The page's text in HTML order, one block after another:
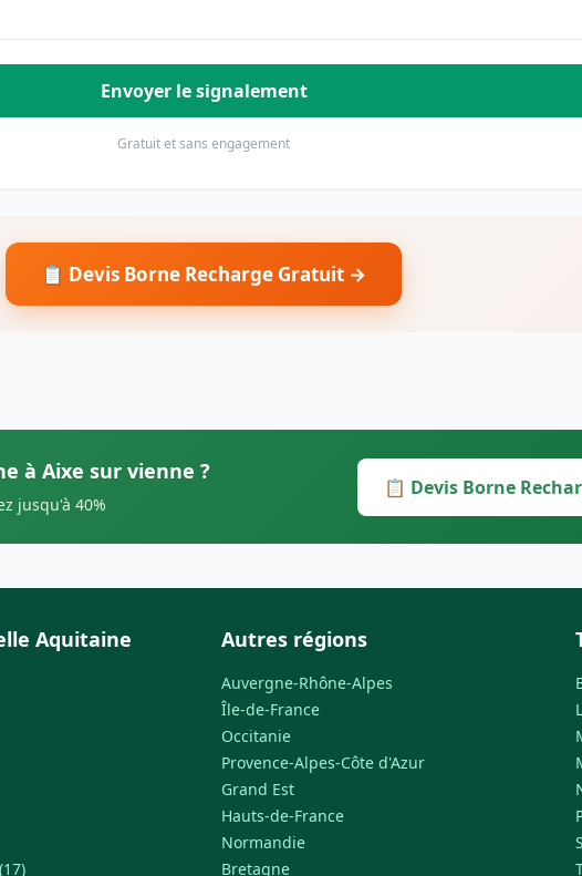
Envoyer le signalement
Gratuit et sans engagement
📋 Devis Borne Recharge Gratuit →
à Aixe sur vienne ?
jusqu'à 40%
📋 Devis Borne
Aquitaine Autres régions
Auvergne-Rhône-Alpes
Île-de-France
Occitanie
Provence-Alpes-Côte d'Azur
Grand Est
Hauts-de-France
Normandie
Bretagne